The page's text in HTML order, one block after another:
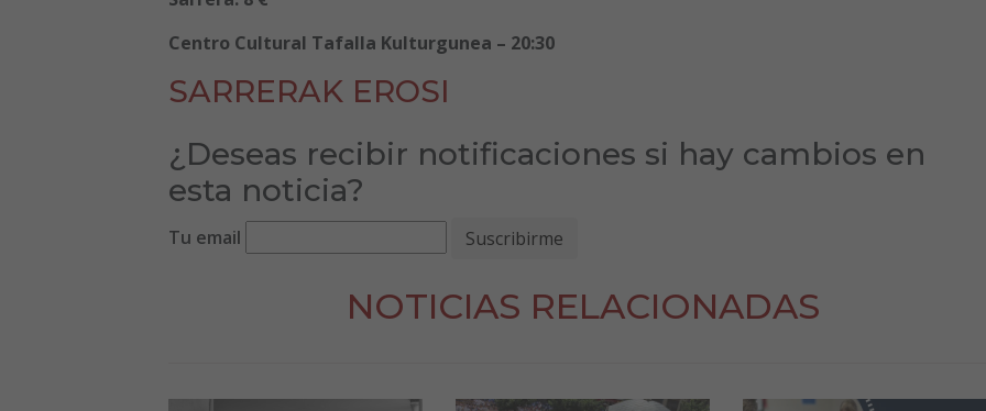
Centro Cultural Tafalla Kulturgunea – 20:30
SARRERAK EROSI
¿Deseas recibir notificaciones si hay cambios en
esta noticia?
Tu email
NOTICIAS RELACIONADAS